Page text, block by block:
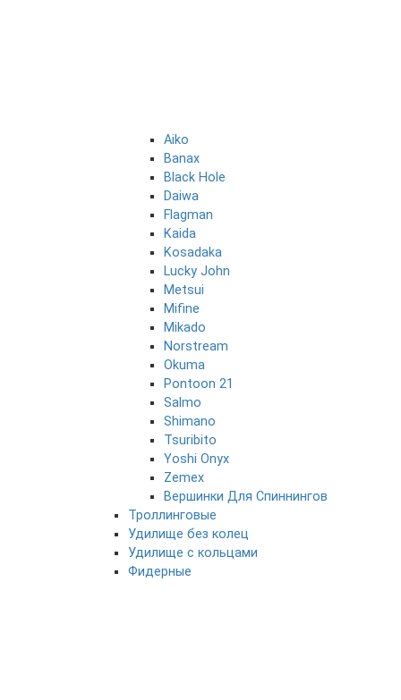
Aiko
Banax
Black Hole
Daiwa
Flagman
Kaida
Kosadaka
Lucky John
Metsui
Mifine
Mikado
Norstream
Okuma
Pontoon 21
Salmo
Shimano
Tsuribito
Yoshi Onyx
Zemex
Вершинки Для Спиннингов
Троллинговые
Удилище без колец
Удилище с кольцами
Фидерные